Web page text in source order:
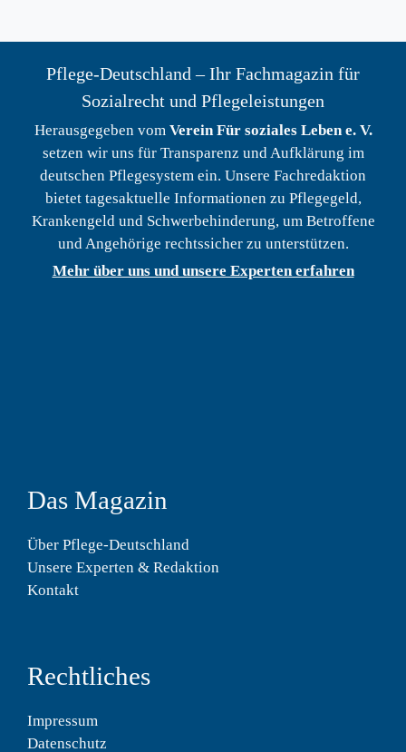
Pflege-Deutschland – Ihr Fachmagazin für
Sozialrecht und Pflegeleistungen
Herausgegeben vom Verein Für soziales Leben e. V.
setzen wir uns für Transparenz und Aufklärung im
deutschen Pflegesystem ein. Unsere Fachredaktion
bietet tagesaktuelle Informationen zu Pflegegeld,
Krankengeld und Schwerbehinderung, um Betroffene
und Angehörige rechtssicher zu unterstützen.
Mehr über uns und unsere Experten erfahren
Das Magazin
Über Pflege-Deutschland
Unsere Experten & Redaktion
Kontakt
Rechtliches
Impressum
Datenschutz